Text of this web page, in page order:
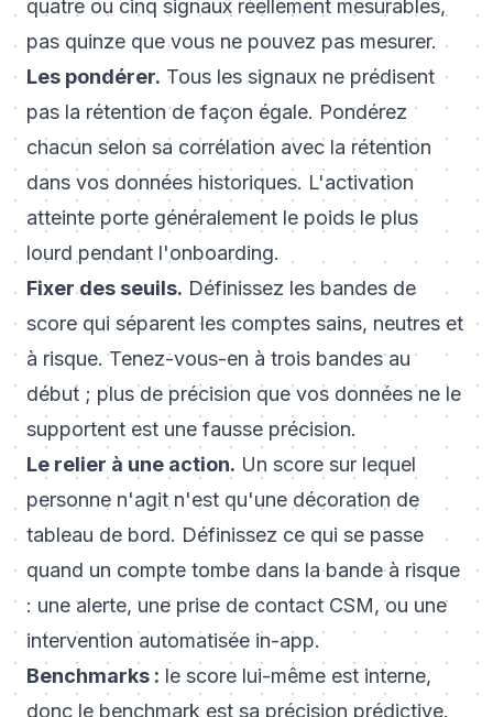
quatre ou cinq signaux réellement mesurables,
pas quinze que vous ne pouvez pas mesurer.
Les pondérer. Tous les signaux ne prédisent
pas la rétention de façon égale. Pondérez
chacun selon sa corrélation avec la rétention
dans vos données historiques. L'activation
atteinte porte généralement le poids le plus
lourd pendant l'onboarding.
Fixer des seuils. Définissez les bandes de
score qui séparent les comptes sains, neutres et
à risque. Tenez-vous-en à trois bandes au
début ; plus de précision que vos données ne le
supportent est une fausse précision.
Le relier à une action. Un score sur lequel
personne n'agit n'est qu'une décoration de
tableau de bord. Définissez ce qui se passe
quand un compte tombe dans la bande à risque
: une alerte, une prise de contact CSM, ou une
intervention automatisée in-app.
Benchmarks : le score lui-même est interne,
donc le benchmark est sa précision prédictive.